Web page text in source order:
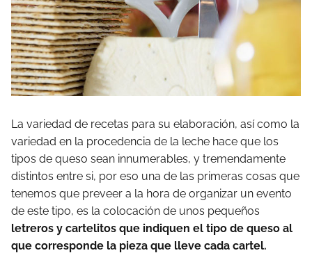
La variedad de recetas para su elaboración, así como la
variedad en la procedencia de la leche hace que los
tipos de queso sean innumerables, y tremendamente
distintos entre si, por eso una de las primeras cosas que
tenemos que preveer a la hora de organizar un evento
de este tipo, es la colocación de unos pequeños
letreros y cartelitos que indiquen el tipo de queso al
que corresponde la pieza que lleve cada cartel.